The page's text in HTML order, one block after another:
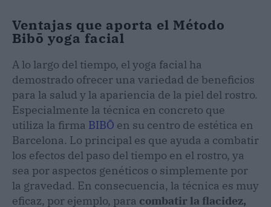
Ventajas que aporta el Método
Bibō yoga facial
A lo largo del tiempo, el yoga facial ha
demostrado ofrecer una variedad de beneficios
para la salud y la apariencia de la piel del rostro.
Especialmente la técnica en concreto que
utiliza la firma BIBŌ en su centro de estética en
Barcelona. Lo principal es que ayuda a combatir
los efectos del paso del tiempo en el rostro, ya
sea por aspectos genéticos o simplemente por
la gravedad. En consecuencia, la técnica es muy
eficaz, por ejemplo, para combatir la flacidez,